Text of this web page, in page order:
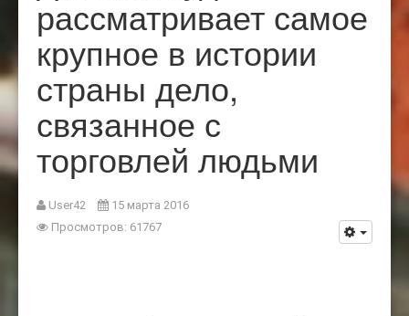
рассматривает самое
крупное в истории
страны дело,
связанное с
торговлей людьми
User42
15 марта 2016
Просмотров: 61767